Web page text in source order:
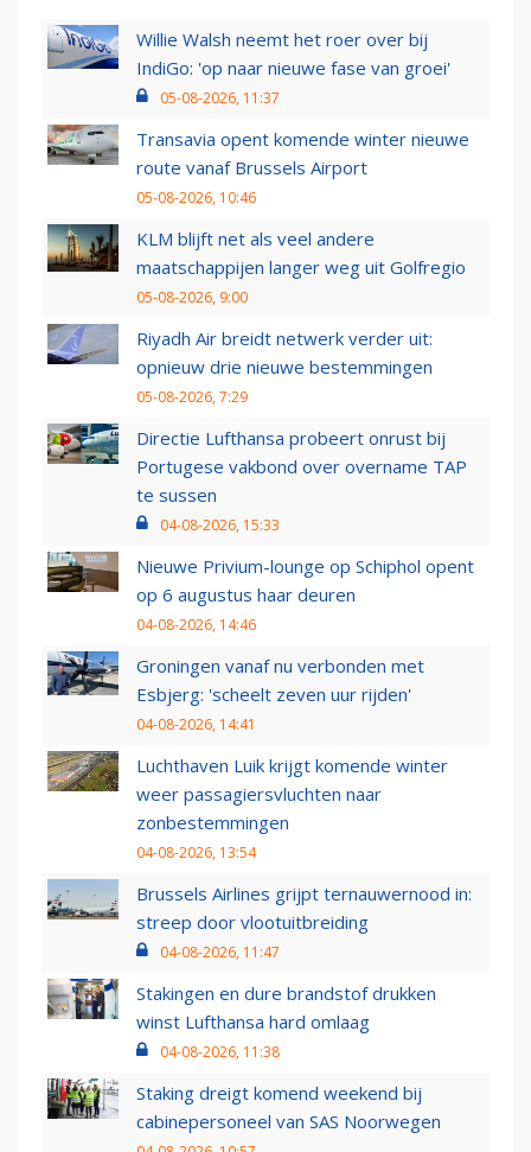
Willie Walsh neemt het roer over bij
IndiGo: 'op naar nieuwe fase van groei'
05-08-2026, 11:37
Transavia opent komende winter nieuwe
route vanaf Brussels Airport
05-08-2026, 10:46
KLM blijft net als veel andere
maatschappijen langer weg uit Golfregio
05-08-2026, 9:00
Riyadh Air breidt netwerk verder uit:
opnieuw drie nieuwe bestemmingen
05-08-2026, 7:29
Directie Lufthansa probeert onrust bij
Portugese vakbond over overname TAP
te sussen
04-08-2026, 15:33
Nieuwe Privium-lounge op Schiphol opent
op 6 augustus haar deuren
04-08-2026, 14:46
Groningen vanaf nu verbonden met
Esbjerg: 'scheelt zeven uur rijden'
04-08-2026, 14:41
Luchthaven Luik krijgt komende winter
weer passagiersvluchten naar
zonbestemmingen
04-08-2026, 13:54
Brussels Airlines grijpt ternauwernood in:
streep door vlootuitbreiding
04-08-2026, 11:47
Stakingen en dure brandstof drukken
winst Lufthansa hard omlaag
04-08-2026, 11:38
Staking dreigt komend weekend bij
cabinepersoneel van SAS Noorwegen